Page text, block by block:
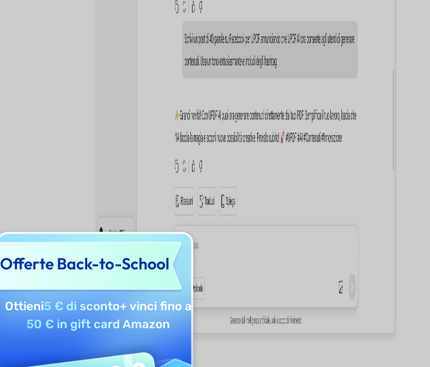
Offerte Back-to-School
Ottieni5 € di sconto+ vinci fino a
50 € in gift card Amazon